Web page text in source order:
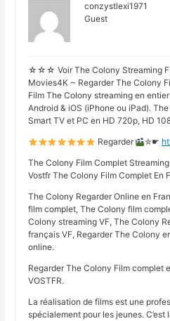
conzystlexi1971
Guest
☆☆☆ Voir The Colony Streaming
Movies4K ~ Regarder The Colony
Film The Colony streaming en
Android & iOS (iPhone ou iPad).
Smart TV et PC en HD 720p, HD
Regarder
✮☛
The Colony Film Complet
Vostfr The Colony Film Complet En
The Colony Regarder Online en
film complet, The Colony film
Colony streaming VF, The Colony
français VF, Regarder The Colony
online.
Regarder The Colony Film complet
VOSTFR.
La réalisation de films est une
spécialement pour les jeunes. C’est